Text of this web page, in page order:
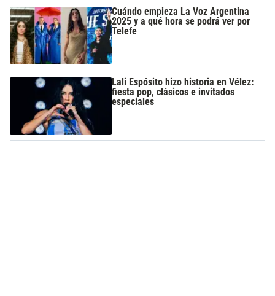
Cuándo empieza La Voz Argentina
2025 y a qué hora se podrá ver por
Telefe
Lali Espósito hizo historia en Vélez:
fiesta pop, clásicos e invitados
especiales